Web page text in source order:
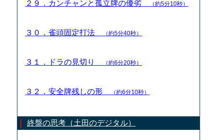
２９．カンチャンと孤立牌の優劣 （約5分10秒）
３０．雀頭固定打法 （約5分40秒）
３１．ドラの見切り （約6分20秒）
３２．安全牌残しの形 （約6分10秒）
終盤の思考（土田のデジタル）